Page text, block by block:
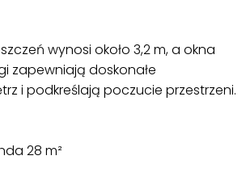
wynosi około 3,2 m, a okna
zapewniają doskonałe
i podkreślają poczucie przestrzeni.
28 m²